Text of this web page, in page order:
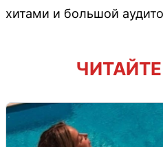
хитами и большой